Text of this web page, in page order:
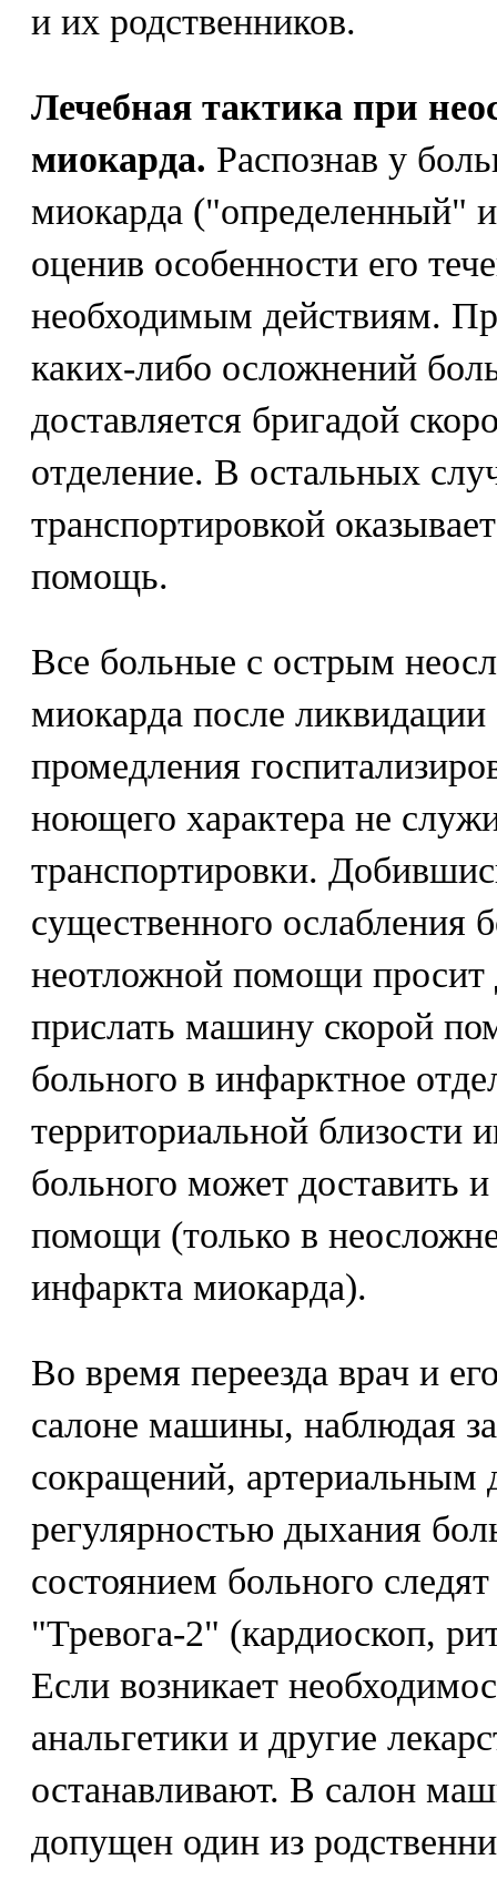
и их родственников.
Лечебная тактика при
миокарда. Распознав у
миокарда ("определенный"
оценив особенности его
необходимым действиям.
каких-либо осложнений
доставляется бригадой
отделение. В остальных
транспортировкой
помощь.
Все больные с острым
миокарда после
промедления
ноющего характера не
транспортировки.
существенного ослабления
неотложной помощи просит
прислать машину скорой
больного в инфарктное
территориальной близости
больного может доставить
помощи (только в
инфаркта миокарда).
Во время переезда врач и
салоне машины, наблюдая
сокращений, артериальным
регулярностью дыхания
состоянием больного
"Тревога-2" (кардиоскоп,
Если возникает
анальгетики и другие
останавливают. В салон
допущен один из